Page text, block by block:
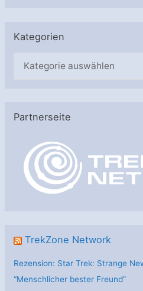
Kategorien
g
Partnerseite
TrekZone Network
Rezension: Star Trek: Strange
“Menschlicher bester Freund”